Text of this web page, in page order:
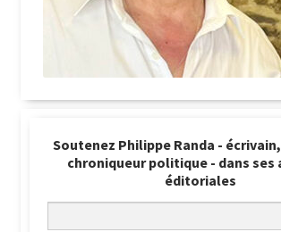
Soutenez Philippe Randa -
chroniqueur politique - dans ses
éditoriales